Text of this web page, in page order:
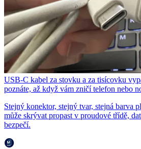
USB-C kabel za stovku a za tisícovku
poznáte, až když vám zničí telefon nebo
Stejný konektor, stejný tvar, stejná barva
může skrývat propast v proudové třídě,
bezpečí.